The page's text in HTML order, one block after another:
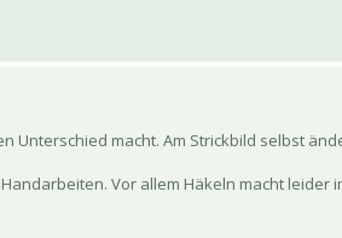
Unterschied macht. Am Strickbild selbst
Vor allem Häkeln macht leider